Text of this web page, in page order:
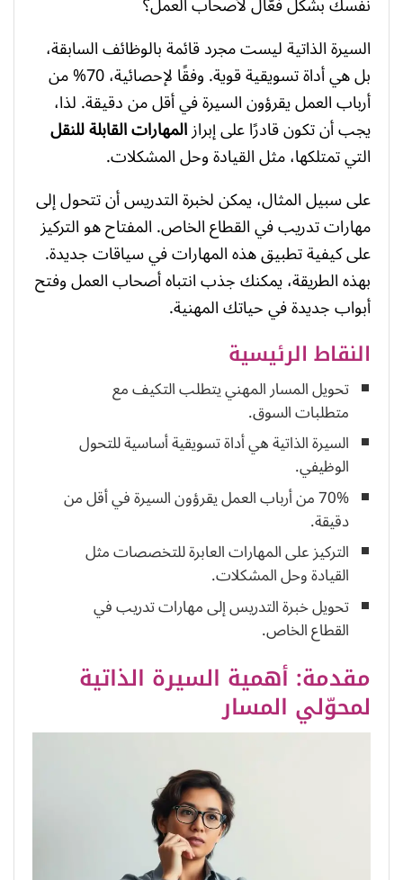
السيرة الذاتية ليست مجرد قائمة بالوظائف السابقة،
بل هي أداة تسويقية قوية. وفقًا لإحصائية، 70% من
أرباب العمل يقرؤون السيرة في أقل من دقيقة. لذا،
يجب أن تكون قادرًا على إبرازالمهارات القابلة للنقل
التي تمتلكها، مثل القيادة وحل المشكلات.
على سبيل المثال، يمكن لخبرة التدريس أن تتحول إلى
مهارات تدريب في القطاع الخاص. المفتاح هو التركيز
على كيفية تطبيق هذه المهارات في سياقات جديدة.
بهذه الطريقة، يمكنك جذب انتباه أصحاب العمل وفتح
أبواب جديدة في حياتك المهنية.
النقاط الرئيسية
تحويل المسار المهني يتطلب التكيف مع
متطلبات السوق.
السيرة الذاتية هي أداة تسويقية أساسية للتحول
الوظيفي.
70% من أرباب العمل يقرؤون السيرة في أقل من
دقيقة.
التركيز على المهارات العابرة للتخصصات مثل
القيادة وحل المشكلات.
تحويل خبرة التدريس إلى مهارات تدريب في
القطاع الخاص.
مقدمة: أهمية السيرة الذاتية
لمحوّلي المسار